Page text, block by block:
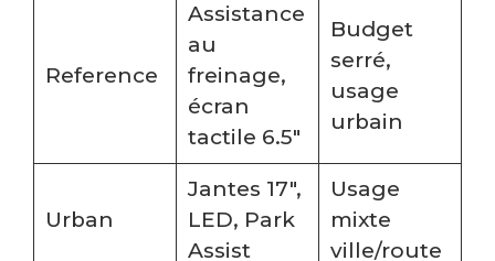
Reference
Assistance
au
freinage,
écran
tactile 6.5″
Budget
serré,
usage
urbain
Urban
Jantes 17″,
LED, Park
Assist
Usage
mixte
ville/route